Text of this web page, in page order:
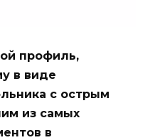
профиль,
в виде
с острым
из самых
в